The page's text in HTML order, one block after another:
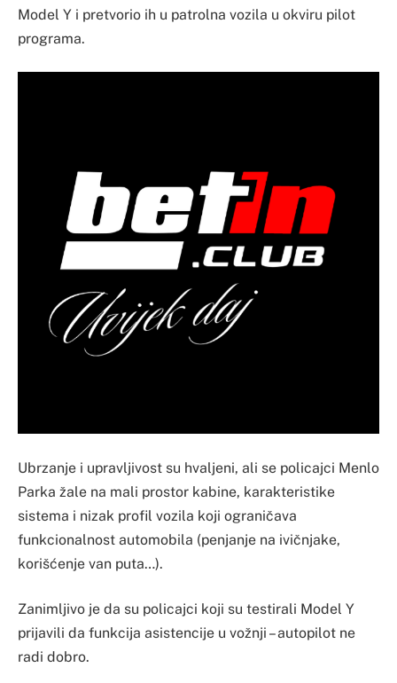
Model Y i pretvorio ih u patrolna vozila u okviru pilot
programa.
Ubrzanje i upravljivost su hvaljeni, ali se policajci Menlo
Parka žale na mali prostor kabine, karakteristike
sistema i nizak profil vozila koji ograničava
funkcionalnost automobila (penjanje na ivičnjake,
korišćenje van puta…).
Zanimljivo je da su policajci koji su testirali Model Y
prijavili da funkcija asistencije u vožnji – autopilot ne
radi dobro.